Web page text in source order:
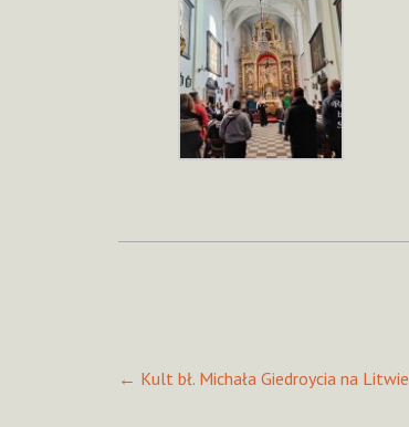
navigation
← Kult bł. Michała Giedroycia na Litwie